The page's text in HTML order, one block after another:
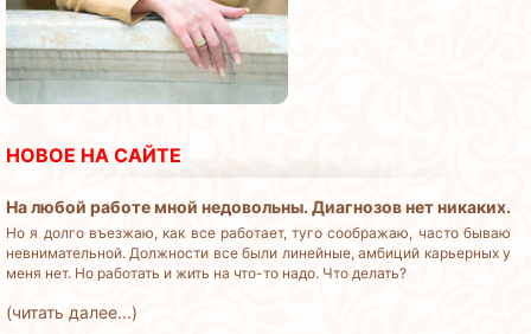
НОВОЕ НА САЙТЕ
На любой работе мной недовольны. Диагнозов нет никаких.
Но я долго въезжаю, как все работает, туго соображаю, часто бываю
невнимательной. Должности все были линейные, амбиций карьерных у
меня нет. Но работать и жить на что-то надо. Что делать?
(читать далее...)